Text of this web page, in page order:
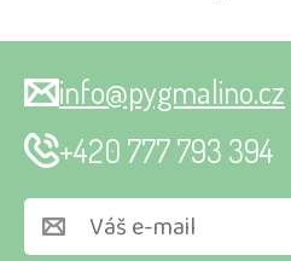
info@pygmalino.cz
+420 777 793 394